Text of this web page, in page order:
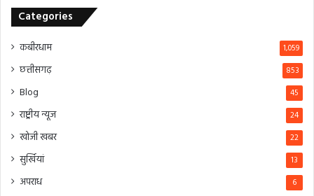
Categories
कबीरधाम 1,059
छत्तीसगढ़ 853
Blog 45
राष्ट्रीय न्यूज 24
खोजी खबर 22
सुर्खियां 13
अपराध 6